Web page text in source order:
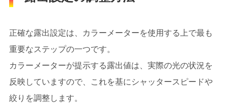
正確な露出設定は、カラーメーターを使用する上で最も
重要なステップの一つです。
カラーメーターが提示する露出値は、実際の光の状況を
反映していますので、これを基にシャッタースピードや
絞りを調整します。